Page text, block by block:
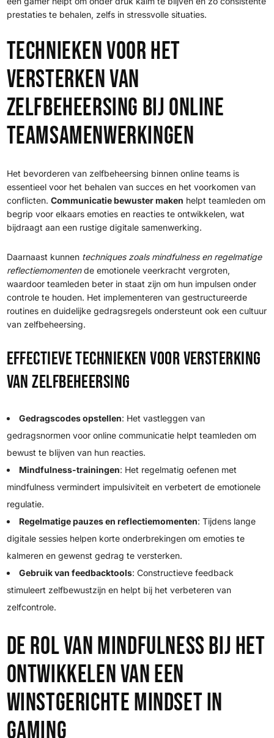
prestaties te behalen, zelfs in stressvolle situaties.
Technieken voor het
versterken van
zelfbeheersing bij online
teamsamenwerkingen
Het bevorderen van zelfbeheersing binnen online teams is
essentieel voor het behalen van succes en het voorkomen van
conflicten. Communicatie bewuster maken helpt teamleden om
begrip voor elkaars emoties en reacties te ontwikkelen, wat
bijdraagt aan een rustige digitale samenwerking.
Daarnaast kunnen techniques zoals mindfulness en regelmatige
reflectiemomentende emotionele veerkracht vergroten,
waardoor teamleden beter in staat zijn om hun impulsen onder
controle te houden. Het implementeren van gestructureerde
routines en duidelijke gedragsregels ondersteunt ook een cultuur
van zelfbeheersing.
Effectieve technieken voor versterking
van zelfbeheersing
Gedragscodes opstellen: Het vastleggen van
gedragsnormen voor online communicatie helpt teamleden om
bewust te blijven van hun reacties.
Mindfulness-trainingen: Het regelmatig oefenen met
mindfulness vermindert impulsiviteit en verbetert de emotionele
regulatie.
Regelmatige pauzes en reflectiemomenten: Tijdens lange
digitale sessies helpen korte onderbrekingen om emoties te
kalmeren en gewenst gedrag te versterken.
Gebruik van feedbacktools: Constructieve feedback
stimuleert zelfbewustzijn en helpt bij het verbeteren van
zelfcontrole.
De rol van mindfulness bij het
ontwikkelen van een
winstgerichte mindset in
gaming